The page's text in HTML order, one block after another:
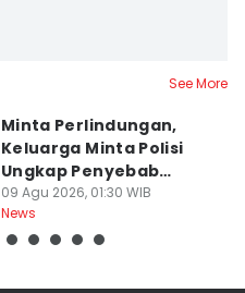
See More
Minta Perlindungan,
Keluarga Minta Polisi
Ungkap Penyebab
Kematian Sutrimo
09 Agu 2026, 01:30 WIB
News